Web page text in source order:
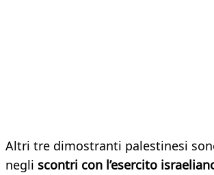
Altri tre dimostranti palestinesi
negli scontri con l’esercito